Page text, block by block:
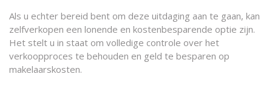
Als u echter bereid bent om deze uitdaging aan te gaan, kan
zelfverkopen een lonende en kostenbesparende optie zijn.
Het stelt u in staat om volledige controle over het
verkoopproces te behouden en geld te besparen op
makelaarskosten.